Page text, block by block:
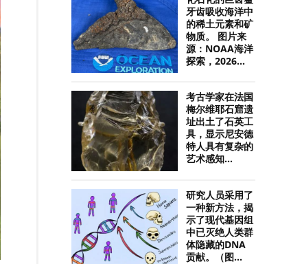
牙齿吸收海洋中
的稀土元素和矿
物质。 图片来
源：NOAA海洋
探索，2026...
考古学家在法国
梅尔维耶石窟遗
址出土了石英工
具，显示尼安德
特人具有复杂的
艺术感知...
研究人员采用了
一种新方法，揭
示了现代基因组
中已灭绝人类群
体隐藏的DNA
贡献。（图...